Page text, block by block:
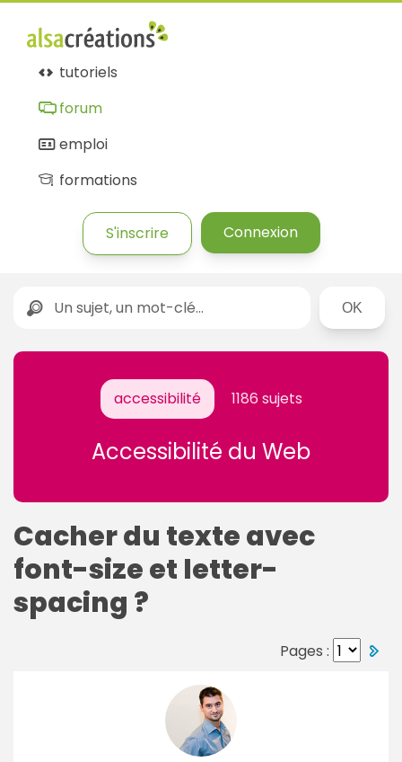
tutoriels
forum
emploi
formations
S'inscrire Connexion
Rechercher
accessibilité 1186 sujets
Accessibilité du Web
Cacher du texte avec
font-size et letter-
spacing ?
Pages :